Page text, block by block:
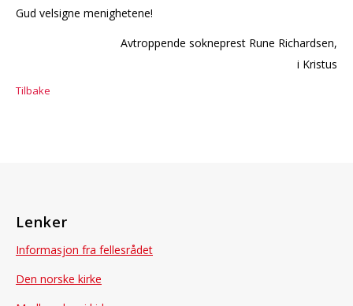
Gud velsigne menighetene!
Avtroppende sokneprest Rune Richardsen,
i Kristus
Tilbake
Lenker
Informasjon fra fellesrådet
Den norske kirke